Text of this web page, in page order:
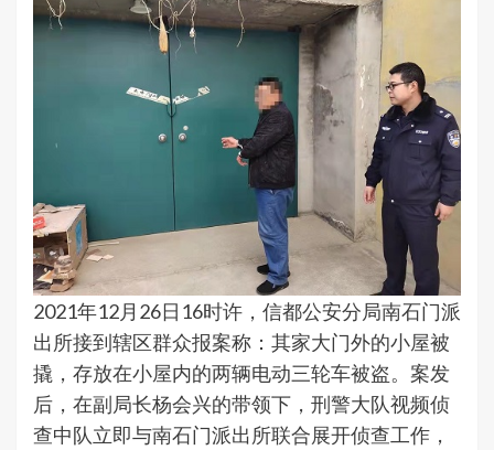
2021年12月26日16时许，信都公安分局南石门派
出所接到辖区群众报案称：其家大门外的小屋被
撬，存放在小屋内的两辆电动三轮车被盗。案发
后，在副局长杨会兴的带领下，刑警大队视频侦
查中队立即与南石门派出所联合展开侦查工作，